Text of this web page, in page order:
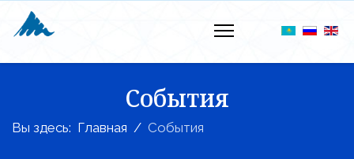
События
Вы здесь: Главная События